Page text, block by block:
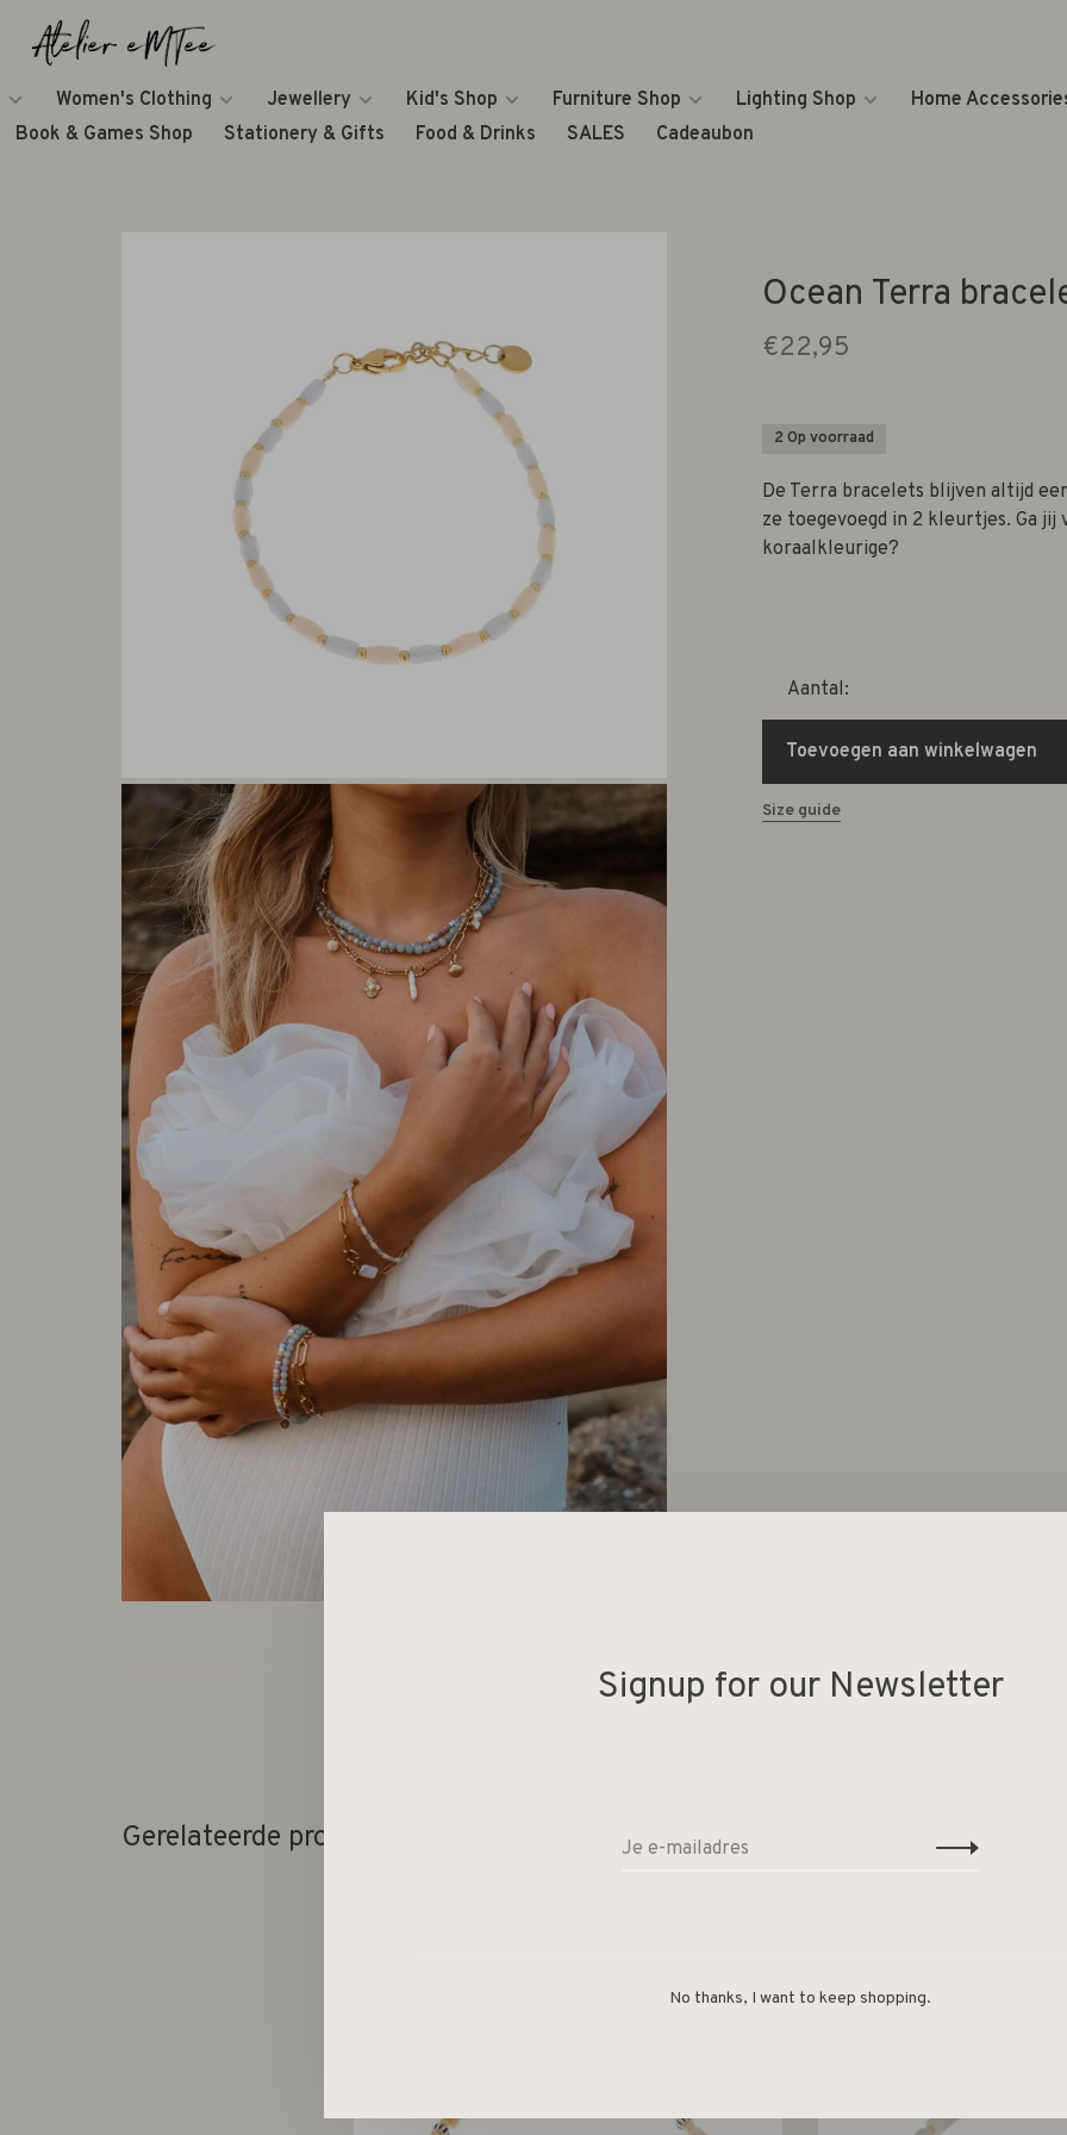
Women's Clothing Jewellery Kid's Shop Furniture Shop Lighting Shop
Home
Book & Games Shop
Stationery & Gifts Food & Drinks SALES Cadeaubon
Ocean Terra
€22,95
2 Op voorraad
De Terra bracelets blijven altijd
ze toegevoegd in 2 kleurtjes. Ga jij
koraalkleurige?
Aantal:
Toevoegen aan winkelwagen
Size guide
Gerelateerde producten
Signup for our Newsletter
No thanks, I want to keep shopping.